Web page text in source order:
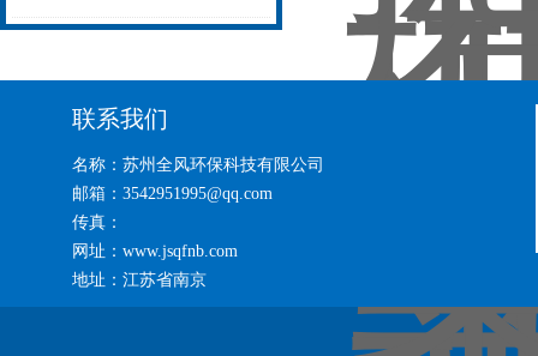
联系我们
名称：苏州全风环保科技有限公司
邮箱：3542951995@qq.com
传真：
网址：www.jsqfnb.com
地址：江苏省南京